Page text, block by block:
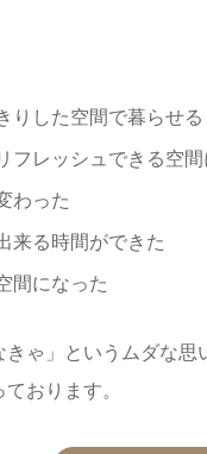
りした空間で暮らせる
フレッシュできる空
わった
来る時間ができた
間になった
ゃ」というムダな
おります。